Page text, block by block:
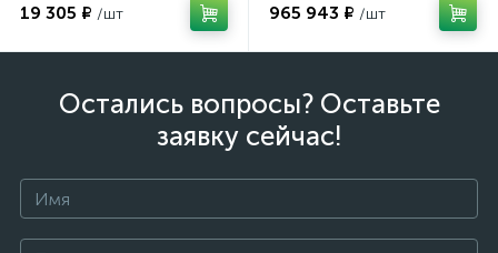
19 305 ₽ 965 943 ₽
Остались вопросы? Оставьте
заявку сейчас!